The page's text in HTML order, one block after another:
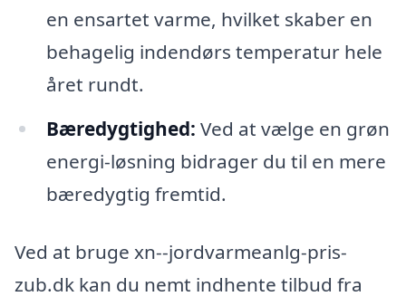
en ensartet varme, hvilket skaber en
behagelig indendørs temperatur hele
året rundt.
Bæredygtighed: Ved at vælge en grøn
energi-løsning bidrager du til en mere
bæredygtig fremtid.
Ved at bruge xn--jordvarmeanlg-pris-
zub.dk kan du nemt indhente tilbud fra